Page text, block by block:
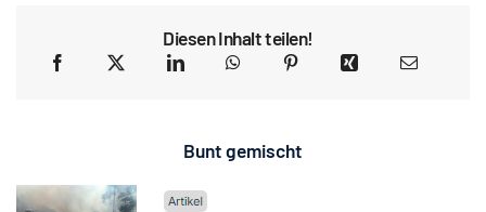
Diesen Inhalt teilen!
Bunt gemischt